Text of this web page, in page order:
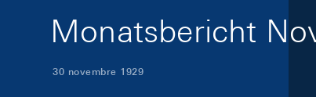
Monatsbericht
30 novembre 1929